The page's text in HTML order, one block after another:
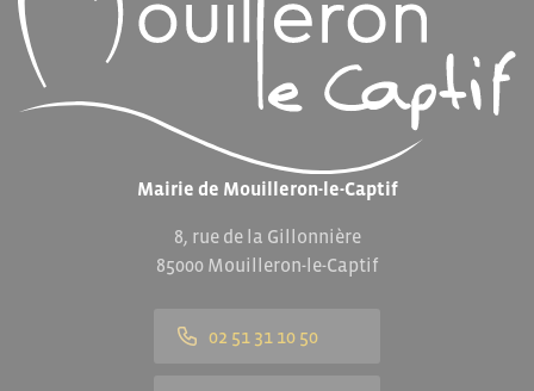
Mairie de Mouilleron-le-Captif
8, rue de la Gillonnière
85000 Mouilleron-le-Captif
02 51 31 10 50